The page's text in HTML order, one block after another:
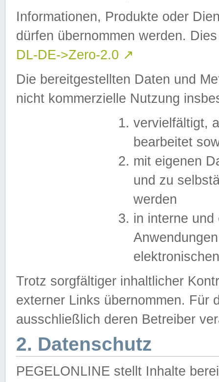
Informationen, Produkte oder
dürfen übernommen werden.
DL-DE->Zero-2.0 ↗
Die bereitgestellten Daten und
nicht kommerzielle Nutzung
vervielfältigt,
bearbeitet
mit eigenen
und zu
werden
in interne
Trotz sorgfältiger inhaltlicher
externer Links übernommen. Für
ausschließlich deren Betreiber
2. Datenschutz
PEGELONLINE stellt Inhalte